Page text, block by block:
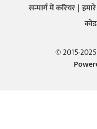
सन्मार्ग में करियर
© 2015-